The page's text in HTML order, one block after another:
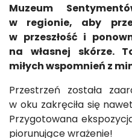
Muzeum
w regionie, aby
w przeszłość i
na własnej skórze.
miłych wspomnień z
Przestrzeń została
w oku zakręciła się
Przygotowana
piorunujące wrażenie!